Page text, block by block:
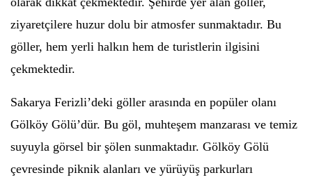
ziyaretçilere huzur dolu bir atmosfer sunmaktadır. Bu
göller, hem yerli halkın hem de turistlerin ilgisini
çekmektedir.
Sakarya Ferizli’deki göller arasında en popüler olanı
Gölköy Gölü’dür. Bu göl, muhteşem manzarası ve temiz
suyuyla görsel bir şölen sunmaktadır. Gölköy Gölü
çevresinde piknik alanları ve yürüyüş parkurları